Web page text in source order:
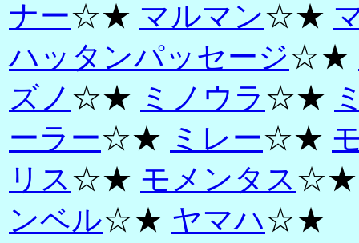
ナー☆★ マルマン☆★
ハッタンパッセージ☆★
ズノ ☆★ ミノウラ ☆★
ーラー☆★ ミレー☆★
リス☆★ モメンタス
ンベル☆★ ヤマハ☆★